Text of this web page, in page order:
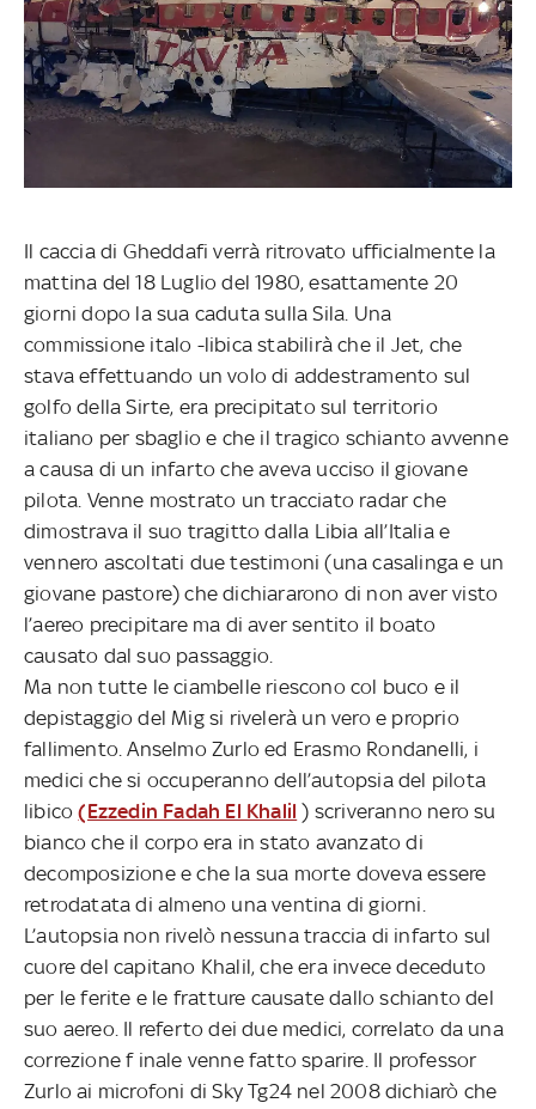
Il caccia di Gheddafi verrà ritrovato ufficialmente la
mattina del 18 Luglio del 1980, esattamente 20
giorni dopo la sua caduta sulla Sila. Una
commissione italo -libica stabilirà che il Jet, che
stava effettuando un volo di addestramento sul
golfo della Sirte, era precipitato sul territorio
italiano per sbaglio e che il tragico schianto avvenne
a causa di un infarto che aveva ucciso il giovane
pilota. Venne mostrato un tracciato radar che
dimostrava il suo tragitto dalla Libia all’Italia e
vennero ascoltati due testimoni (una casalinga e un
giovane pastore) che dichiararono di non aver visto
l’aereo precipitare ma di aver sentito il boato
causato dal suo passaggio.
Ma non tutte le ciambelle riescono col buco e il
depistaggio del Mig si rivelerà un vero e proprio
fallimento. Anselmo Zurlo ed Erasmo Rondanelli, i
medici che si occuperanno dell’autopsia del pilota
libico(Ezzedin Fadah El Khalil ) scriveranno nero su
bianco che il corpo era in stato avanzato di
decomposizione e che la sua morte doveva essere
retrodatata di almeno una ventina di giorni.
L’autopsia non rivelò nessuna traccia di infarto sul
cuore del capitano Khalil, che era invece deceduto
per le ferite e le fratture causate dallo schianto del
suo aereo. Il referto dei due medici, correlato da una
correzione f inale venne fatto sparire. Il professor
Zurlo ai microfoni di Sky Tg24 nel 2008 dichiarò che